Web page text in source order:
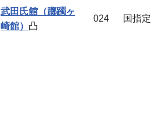
武田氏館（躑躅ヶ
崎館） 凸
024 国指定